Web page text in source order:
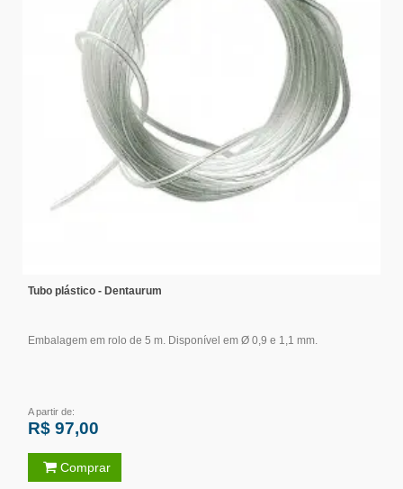
Tubo plástico - Dentaurum
Embalagem em rolo de 5 m. Disponível em Ø 0,9 e 1,1 mm.
A partir de:
R$ 97,00
Comprar